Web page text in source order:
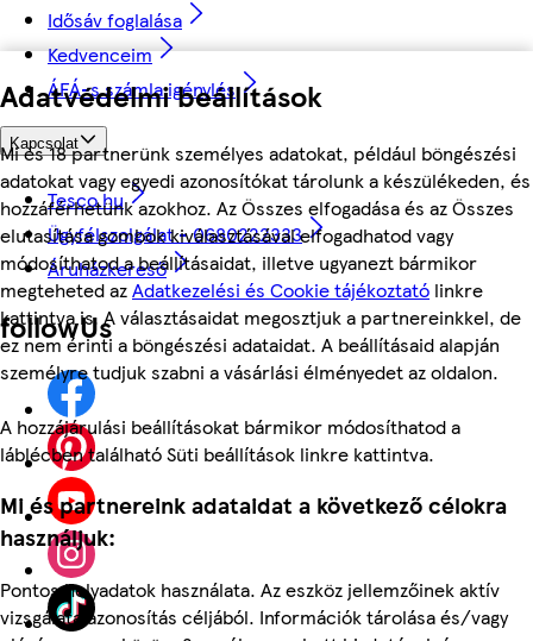
Adatvédelmi beállítások
Mi és 18 partnerünk személyes adatokat, például böngészési
adatokat vagy egyedi azonosítókat tárolunk a készülékeden, és
hozzáférhetünk azokhoz. Az Összes elfogadása és az Összes
elutasítása gombok kiválasztásával elfogadhatod vagy
módosíthatod a beállításaidat, illetve ugyanezt bármikor
megteheted azAdatkezelési és Cookie tájékoztató linkre
kattintva is. A választásaidat megosztjuk a partnereinkkel, de
ez nem érinti a böngészési adataidat. A beállításaid alapján
személyre tudjuk szabni a vásárlási élményedet az oldalon.
A hozzájárulási beállításokat bármikor módosíthatod a
láblécben található Süti beállítások linkre kattintva.
Mi és partnereink adataidat a következő célokra
használjuk:
Pontos helyadatok használata. Az eszköz jellemzőinek aktív
vizsgálata azonosítás céljából. Információk tárolása és/vagy
Idősáv foglalása
Kedvenceim
ÁFÁ-s számla igénylés
Kapcsolat
Tesco.hu
Ügyfélszolgálat - 0680222333
Áruházkereső
followUs